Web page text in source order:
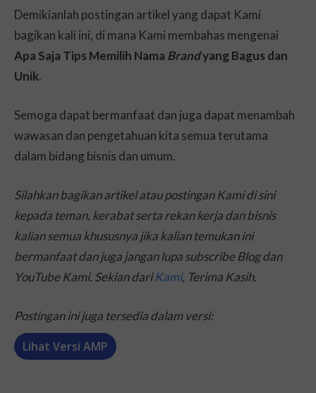
Demikianlah postingan artikel yang dapat Kami
bagikan kali ini, di mana Kami membahas mengenai
Apa Saja Tips Memilih Nama Brandyang Bagus dan
Unik.
Semoga dapat bermanfaat dan juga dapat menambah
wawasan dan pengetahuan kita semua terutama
dalam bidang bisnis dan umum.
Silahkan bagikan artikel atau postingan Kami di sini
kepada teman, kerabat serta rekan kerja dan bisnis
kalian semua khususnya jika kalian temukan ini
bermanfaat dan juga jangan lupa subscribe Blog dan
YouTube Kami. Sekian dariKami, Terima Kasih.
Postingan ini juga tersedia dalam versi:
Lihat Versi AMP